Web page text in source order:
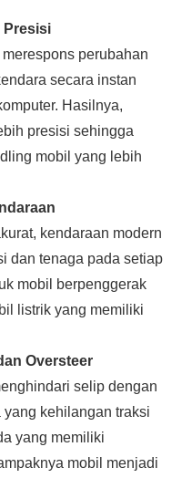
Presisi
perubahan
secara instan
Hasilnya,
presisi sehingga
mobil yang lebih
kendaraan modern
dan tenaga pada setiap
mobil berpenggerak
listrik yang memiliki
Oversteer
selip dengan
kehilangan traksi
yang memiliki
mobil menjadi